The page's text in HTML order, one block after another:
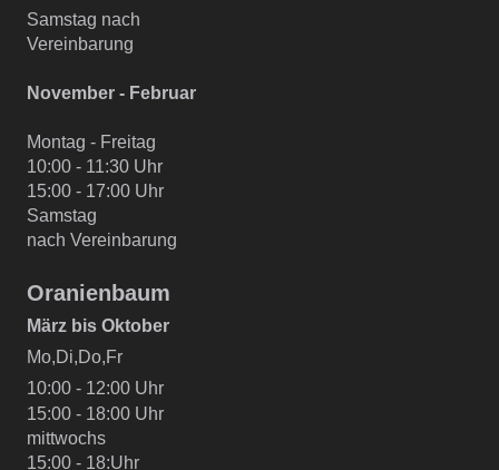
Samstag nach
Vereinbarung
November - Februar
Montag - Freitag
10:00 - 11:30 Uhr
15:00 - 17:00 Uhr
Samstag
nach Vereinbarung
Oranienbaum
März bis Oktober
Mo,Di,Do,Fr
10:00 - 12:00 Uhr
15:00 - 18:00 Uhr
mittwochs
15:00 - 18:Uhr